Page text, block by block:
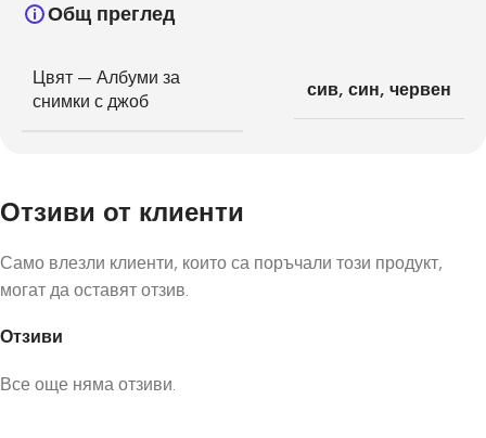
Общ преглед
Цвят — Албуми за
снимки с джоб
сив, син, червен
Отзиви от клиенти
Отзиви
Все още няма отзиви.
Само влезли клиенти, които са поръчали този продукт,
могат да оставят отзив.